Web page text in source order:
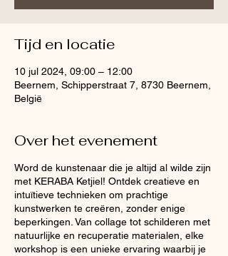
Tijd en locatie
10 jul 2024, 09:00 – 12:00
Beernem, Schipperstraat 7, 8730 Beernem,
België
Over het evenement
Word de kunstenaar die je altijd al wilde zijn
met KERABA Ketjiel! Ontdek creatieve en
intuïtieve technieken om prachtige
kunstwerken te creëren, zonder enige
beperkingen. Van collage tot schilderen met
natuurlijke en recuperatie materialen, elke
workshop is een unieke ervaring waarbij je